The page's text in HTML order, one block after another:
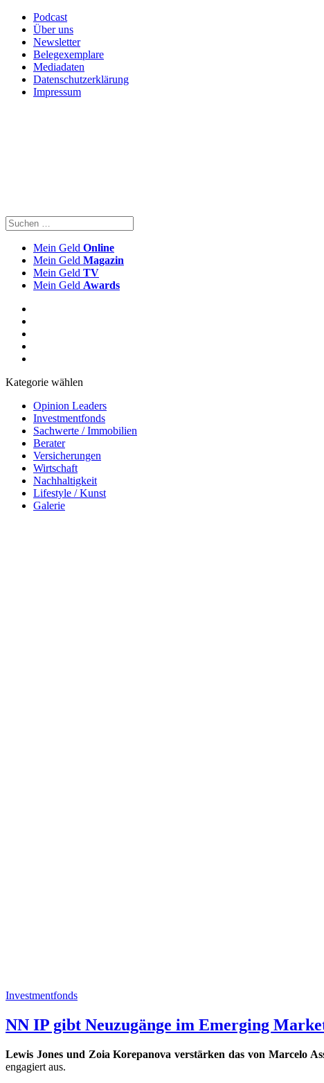
Podcast
Über uns
Newsletter
Belegexemplare
Mediadaten
Datenschutzerklärung
Impressum
Mein Geld Online
Mein Geld Magazin
Mein Geld TV
Mein Geld Awards
Kategorie wählen
Opinion Leaders
Investmentfonds
Sachwerte / Immobilien
Berater
Versicherungen
Wirtschaft
Nachhaltigkeit
Lifestyle / Kunst
Galerie
Investmentfonds
NN IP gibt Neuzugänge im Emerging
Lewis Jones und Zoia Korepanova verstärken das von Marcelo
engagiert aus.